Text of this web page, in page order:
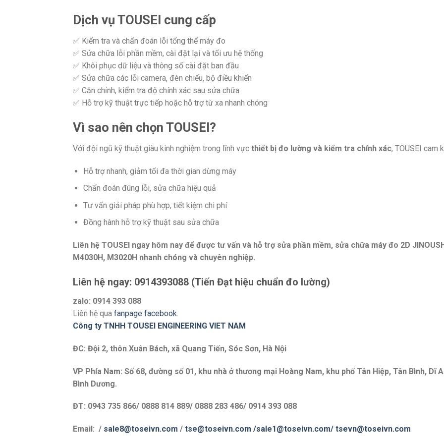
Dịch vụ TOUSEI cung cấp
✅ Kiểm tra và chẩn đoán lỗi tổng thể máy đo
✅ Sửa chữa lỗi phần mềm, cài đặt lại và tối ưu hệ thống
✅ Khôi phục dữ liệu và thông số cài đặt ban đầu
✅ Sửa chữa các lỗi camera, đèn chiếu, bộ điều khiển
✅ Căn chỉnh, kiểm tra độ chính xác sau sửa chữa
✅ Hỗ trợ kỹ thuật trực tiếp hoặc hỗ trợ từ xa nhanh chóng
Vì sao nên chọn TOUSEI?
Với đội ngũ kỹ thuật giàu kinh nghiệm trong lĩnh vực thiết bị đo lường và kiểm tra chính xác, TOUSEI cam
Hỗ trợ nhanh, giảm tối đa thời gian dừng máy
Chẩn đoán đúng lỗi, sửa chữa hiệu quả
Tư vấn giải pháp phù hợp, tiết kiệm chi phí
Đồng hành hỗ trợ kỹ thuật sau sửa chữa
Liên hệ TOUSEI ngay hôm nay để được tư vấn và hỗ trợ sửa phần mềm, sửa chữa máy đo 2D
M4030H, M3020H nhanh chóng và chuyên nghiệp.
Liên hệ ngay: 0914393088 (Tiến Đạt hiệu chuẩn đo lường)
zalo: 0914 393 088
Liên hệ qua fanpage facebook.
Công ty TNHH TOUSEI ENGINEERING VIET NAM
ĐC: Đội 2, thôn Xuân Bách, xã Quang Tiến, Sóc Sơn, Hà Nội
VP Phía Nam: Số 68, đường số 01, khu nhà ở thương mại Hoàng Nam, khu phố Tân Hiệp, Tân Bình, Dĩ
Bình Dương.
ĐT: 0943 735 866/ 0888 814 889/ 0888 283 486/ 0914 393 088
Email: / sale8@toseivn.com / tse@toseivn.com /sale1@toseivn.com/ tsevn@toseivn.com